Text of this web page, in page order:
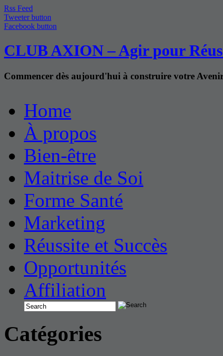
Rss Feed
Tweeter button
Facebook button
CLUB AXION – Agir pour
Commencer dès aujourd'hui à construire votre
Home
À propos
Bien-être
Maitrise de Soi
Forme Santé
Marketing
Réussite et Succès
Opportunités
Affiliation
Catégories